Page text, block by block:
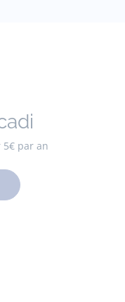
par an